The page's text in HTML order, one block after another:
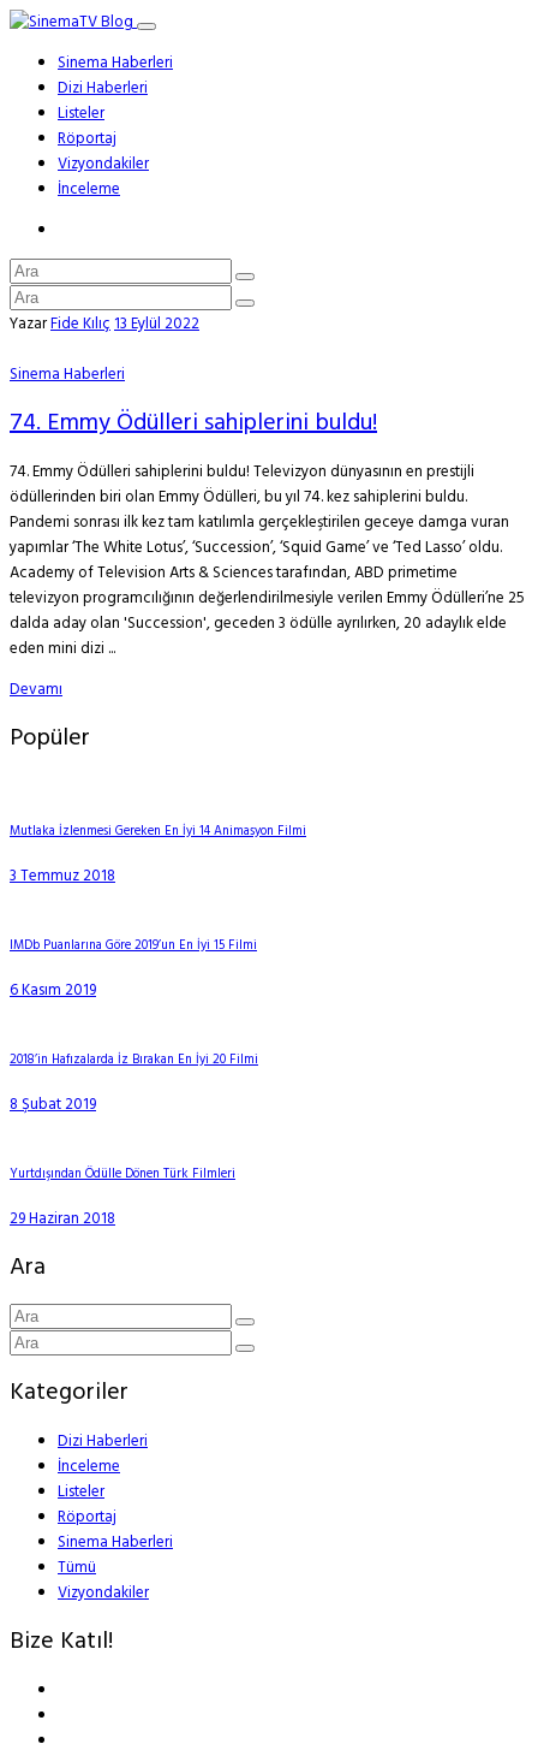
Sinema Haberleri
Dizi Haberleri
Listeler
Röportaj
Vizyondakiler
İnceleme
YazarFide Kılıç13 Eylül 2022
Sinema Haberleri
74. Emmy Ödülleri sahiplerini buldu!
74. Emmy Ödülleri sahiplerini buldu! Televizyon dünyasının en prestijli
ödüllerinden biri olan Emmy Ödülleri, bu yıl 74. kez sahiplerini buldu.
Pandemi sonrası ilk kez tam katılımla gerçekleştirilen geceye damga vuran
yapımlar ‘The White Lotus’, ‘Succession’, ‘Squid Game’ ve ‘Ted Lasso’ oldu.
Academy of Television Arts & Sciences tarafından, ABD primetime
televizyon programcılığının değerlendirilmesiyle verilen Emmy Ödülleri’ne 25
dalda aday olan 'Succession', geceden 3 ödülle ayrılırken, 20 adaylık elde
eden mini dizi ...
Devamı
Popüler
Mutlaka İzlenmesi Gereken En İyi 14 Animasyon Filmi
3 Temmuz 2018
IMDb Puanlarına Göre 2019’un En İyi 15 Filmi
6 Kasım 2019
2018’in Hafızalarda İz Bırakan En İyi 20 Filmi
8 Şubat 2019
Yurtdışından Ödülle Dönen Türk Filmleri
29 Haziran 2018
Ara
Kategoriler
Dizi Haberleri
İnceleme
Listeler
Röportaj
Sinema Haberleri
Tümü
Vizyondakiler
Bize Katıl!